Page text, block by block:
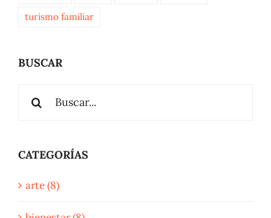
turismo familiar
BUSCAR
CATEGORÍAS
arte (8)